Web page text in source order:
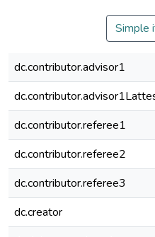
Simple
dc.contributor.advisor1
dc.contributor.referee1
dc.contributor.referee2
dc.contributor.referee3
dc.creator